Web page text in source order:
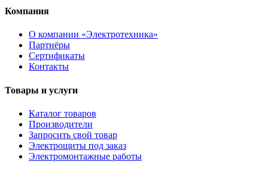
Компания
О компании «Электротехника»
Партнёры
Сертификаты
Контакты
Товары и услуги
Каталог товаров
Производители
Запросить свой товар
Электрощиты под заказ
Электромонтажные работы